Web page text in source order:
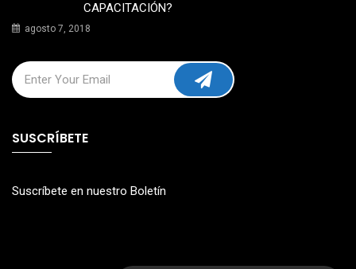
CAPACITACIÓN?
agosto 7, 2018
SUSCRÍBETE
Suscríbete en nuestro Boletín